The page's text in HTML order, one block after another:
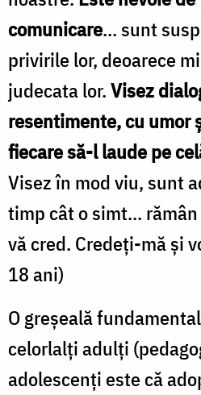
comunicare... sunt
privirile lor, deoarece
judecata lor.Visez
resentimente, cu umor
fiecare să-l laude pe
Visez în mod viu, sunt
timp cât o simt...
vă cred. Credeţi-mă şi
18 ani)
O greşeală
celorlalţi adulţi
adolescenţi este că